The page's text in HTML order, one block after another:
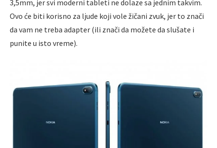
3,5mm, jer svi moderni tableti ne dolaze sa jednim takvim.
Ovo će biti korisno za lјude koji vole žičani zvuk, jer to znači
da vam ne treba adapter (ili znači da možete da slušate i
punite u isto vreme).